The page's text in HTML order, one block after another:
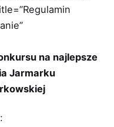
na najlepsze
Jarmarku